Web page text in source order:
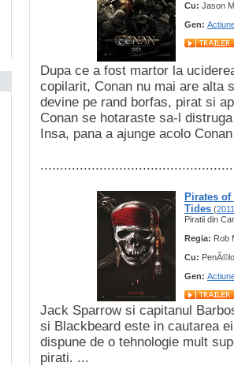
Cu: Jason
Gen:
Dupa ce a fost martor la
copilarit, Conan nu mai are alta
devine pe rand borfas, pirat si
Conan se hotaraste sa-l
Insa, pana a ajunge acolo
Pirates
Tides (2011
Piratii din
Regia: Rob
Cu:
Gen:
Jack Sparrow si capitanul
si Blackbeard este in cautarea
dispune de o tehnologie mult
pirati. ...